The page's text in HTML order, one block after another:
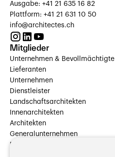
Ausgabe: +41 21 635 16 82
Plattform: +41 21 631 10 50
info@architectes.ch
Mitglieder
Unternehmen & Bevollmächtigte
Lieferanten
Unternehmen
Dienstleister
Landschaftsarchitekten
Innenarchitekten
Architekten
Generalunternehmen
Beauftragte Unternehmen